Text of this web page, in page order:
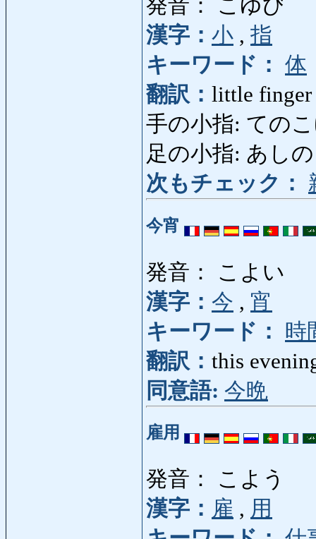
発音： こゆび
漢字： 小 , 指
キーワード： 体
翻訳： little finger
手の小指: ての
足の小指: あし
次もチェック：
今宵
発音： こよい
漢字： 今 , 宵
キーワード：
時
翻訳： this
同意語: 今晩
雇用
発音： こよう
漢字： 雇 , 用